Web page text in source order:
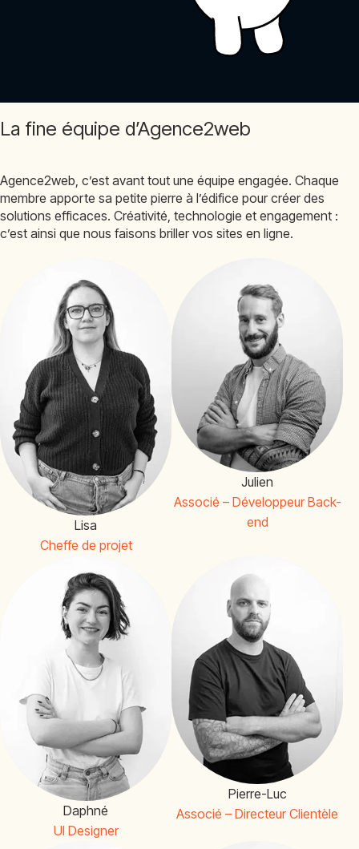
La fine équipe d’Agence2web
Agence2web, c’est avant tout une équipe engagée. Chaque
membre apporte sa petite pierre à l’édifice pour créer des
solutions efficaces. Créativité, technologie et engagement :
c’est ainsi que nous faisons briller vos sites en ligne.
Lisa
Cheffe de projet
Julien
Associé – Développeur Back-
end
Daphné
UI Designer
Pierre-Luc
Associé – Directeur Clientèle